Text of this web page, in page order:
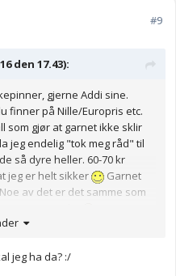
#9
den 17.43):
gjerne Addi sine.
finner på Nille/Europris etc.
som gjør at garnet ikke sklir
jeg endelig "tok meg råd" til
så dyre heller. 60-70 kr
jeg er helt sikker
Garnet
av det er det samme som
jeg ha da? :/